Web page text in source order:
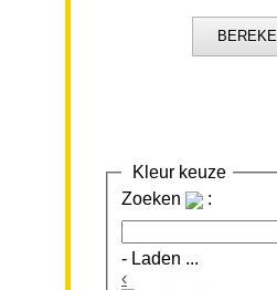
Kleur keuze
Zoeken
:
- Laden ...
‹